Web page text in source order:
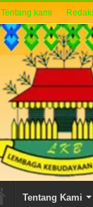
Tentang kami
Tentang Kami